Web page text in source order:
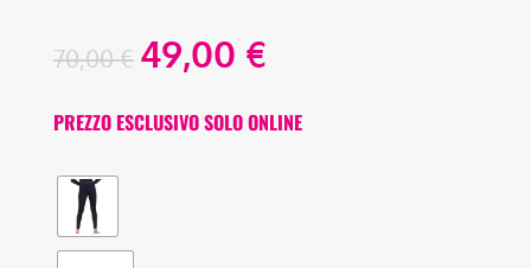
70,00€ 49,00 €
PREZZO ESCLUSIVO SOLO ONLINE